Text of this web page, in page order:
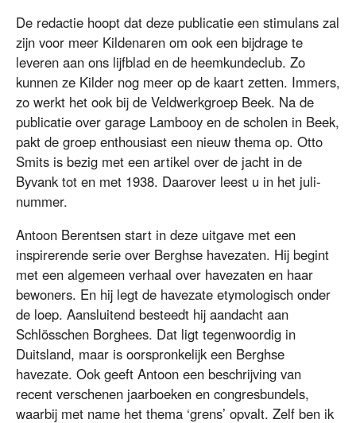
De redactie hoopt dat deze publicatie een stimulans zal
zijn voor meer Kildenaren om ook een bijdrage te
leveren aan ons lijfblad en de heemkundeclub. Zo
kunnen ze Kilder nog meer op de kaart zetten. Immers,
zo werkt het ook bij de Veldwerkgroep Beek. Na de
publicatie over garage Lambooy en de scholen in Beek,
pakt de groep enthousiast een nieuw thema op. Otto
Smits is bezig met een artikel over de jacht in de
Byvank tot en met 1938. Daarover leest u in het juli-
nummer.
Antoon Berentsen start in deze uitgave met een
inspirerende serie over Berghse havezaten. Hij begint
met een algemeen verhaal over havezaten en haar
bewoners. En hij legt de havezate etymologisch onder
de loep. Aansluitend besteedt hij aandacht aan
Schlösschen Borghees. Dat ligt tegenwoordig in
Duitsland, maar is oorspronkelijk een Berghse
havezate. Ook geeft Antoon een beschrijving van
recent verschenen jaarboeken en congresbundels,
waarbij met name het thema ‘grens’ opvalt. Zelf ben ik